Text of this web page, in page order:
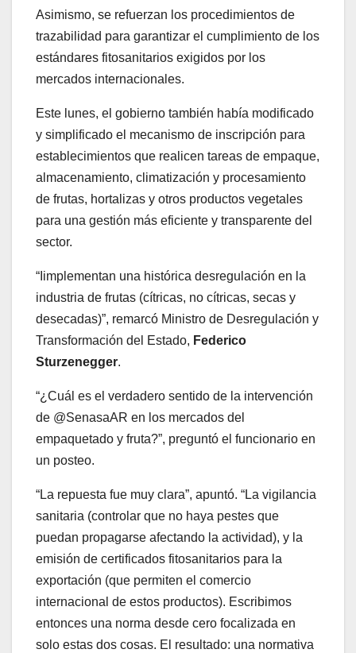
Asimismo, se refuerzan los procedimientos de
trazabilidad para garantizar el cumplimiento de los
estándares fitosanitarios exigidos por los
mercados internacionales.
Este lunes, el gobierno también había modificado
y simplificado el mecanismo de inscripción para
establecimientos que realicen tareas de empaque,
almacenamiento, climatización y procesamiento
de frutas, hortalizas y otros productos vegetales
para una gestión más eficiente y transparente del
sector.
“Iimplementan una histórica desregulación en la
industria de frutas (cítricas, no cítricas, secas y
desecadas)”, remarcó Ministro de Desregulación y
Transformación del Estado, Federico
Sturzenegger.
“¿Cuál es el verdadero sentido de la intervención
de @SenasaAR en los mercados del
empaquetado y fruta?”, preguntó el funcionario en
un posteo.
“La repuesta fue muy clara”, apuntó. “La vigilancia
sanitaria (controlar que no haya pestes que
puedan propagarse afectando la actividad), y la
emisión de certificados fitosanitarios para la
exportación (que permiten el comercio
internacional de estos productos). Escribimos
entonces una norma desde cero focalizada en
solo estas dos cosas. El resultado: una normativa